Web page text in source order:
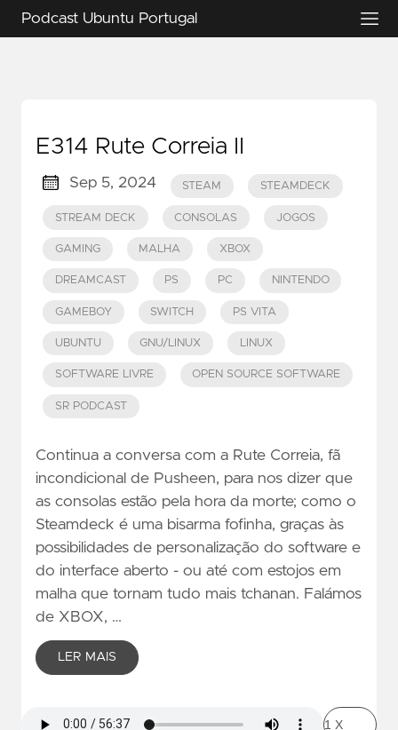
Podcast Ubuntu Portugal
E314 Rute Correia II
Sep 5, 2024 STEAM STEAMDECK
STREAM DECK CONSOLAS JOGOS
GAMING MALHA XBOX
DREAMCAST PS PC NINTENDO
GAMEBOY SWITCH PS VITA
UBUNTU GNU/LINUX LINUX
SOFTWARE LIVRE OPEN SOURCE SOFTWARE
SR PODCAST
Continua a conversa com a Rute Correia, fã
incondicional de Pusheen, para nos dizer que
as consolas estão pela hora da morte; como o
Steamdeck é uma bisarma fofinha, graças às
possibilidades de personalização do software e
do interface aberto - ou até com estojos em
malha que tornam tudo mais tchanan. Falámos
de XBOX, …
LER MAIS